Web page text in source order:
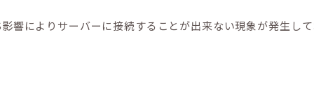
響によりサーバーに接続することが出来ない現象が発生し